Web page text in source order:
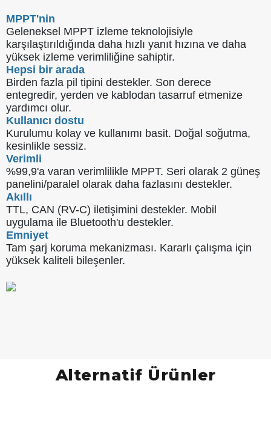
MPPT'nin
Geleneksel MPPT izleme teknolojisiyle
karşılaştırıldığında daha hızlı yanıt hızına ve daha
yüksek izleme verimliliğine sahiptir.
Hepsi bir arada
Birden fazla pil tipini destekler. Son derece
entegredir, yerden ve kablodan tasarruf etmenize
yardımcı olur.
Kullanıcı dostu
Kurulumu kolay ve kullanımı basit. Doğal soğutma,
kesinlikle sessiz.
Verimli
%99,9'a varan verimlilikle MPPT. Seri olarak 2 güneş
panelini/paralel olarak daha fazlasını destekler.
Akıllı
TTL, CAN (RV-C) iletişimini destekler. Mobil
uygulama ile Bluetooth'u destekler.
Emniyet
Tam şarj koruma mekanizması. Kararlı çalışma için
yüksek kaliteli bileşenler.
Alternatif Ürünler